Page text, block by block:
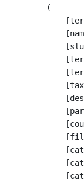
        (